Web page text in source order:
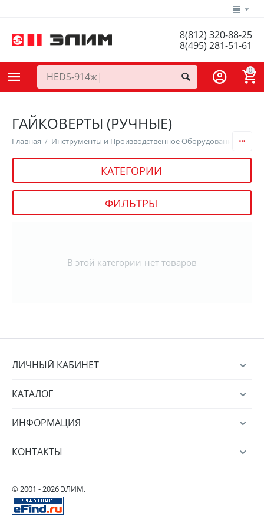
8(812) 320-88-25
8(495) 281-51-61
0
ГАЙКОВЕРТЫ (РУЧНЫЕ)
Главная / Инструменты и Производственное Оборудование /
КАТЕГОРИИ
ФИЛЬТРЫ
В этой категории нет товаров
ЛИЧНЫЙ КАБИНЕТ
КАТАЛОГ
ИНФОРМАЦИЯ
КОНТАКТЫ
© 2001 - 2026 ЭЛИМ.